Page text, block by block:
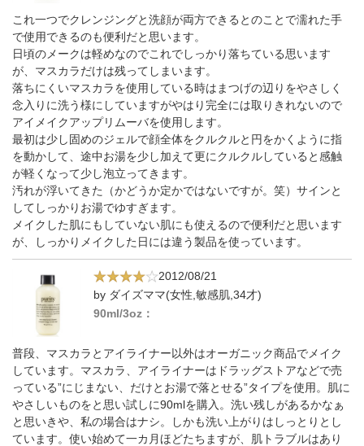
これ一つでクレンジングと洗顔が両方できるとのことで濡れた手
で使用できるのも便利だと思います。
日頃のメークは軽めなのでこれでしっかり落ちている思います
が、マスカラだけは残ってしまいます。
落ちにくいマスカラを使用している時はまつげの辺りをやさしく
念入りに洗う様にしていますがやはり完全には取りきれないので
アイメイクアップリムーバを使用します。
最初は少し固めのジェルで顔全体をクルクルと円をかくように指
を動かして、途中お湯を少し加えて更にクルクルしていると感触
が軽くなって少し泡立ってきます。
汚れが浮いてきた（かどうか定かではないですが。笑）サインと
してしっかりお湯でゆすぎます。
メイクした肌にもしていない肌にも使えるので便利だと思います
が、しっかりメイクした日には違う製品を使っています。
2012/08/21
by ダイズママ(女性,敏感肌,34才)
90ml/3oz：
普段、マスカラとアイライナー以外はオーガニック商品でメイク
しています。マスカラ、アイライナーはドラッグストアなどで売
っている”にじまない、だけとお湯で落とせる”タイプを使用。肌に
やさしいものをと思い試しに90mlを購入。洗い残しがあるかなぁ
と思いきや、私の場合はナシ。しかも洗い上がりはしっとりとし
ています。使い始めて一カ月ほどたちますが、肌トラブルはあり